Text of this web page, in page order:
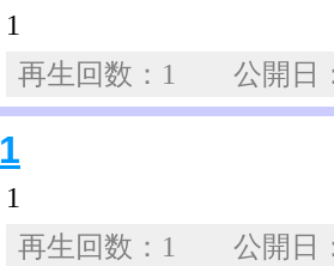
1
再生回数：1 公開
1
1
再生回数：1 公開